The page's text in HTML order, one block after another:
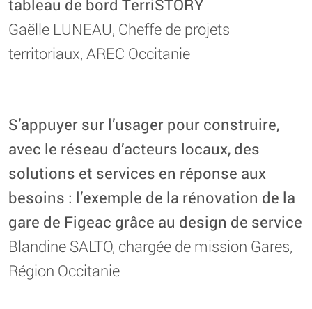
tableau de bord TerriSTORY
Gaëlle LUNEAU, Cheffe de projets
territoriaux, AREC Occitanie
S’appuyer sur l’usager pour construire,
avec le réseau d’acteurs locaux, des
solutions et services en réponse aux
besoins : l’exemple de la rénovation de la
gare de Figeac grâce au design de service
Blandine SALTO, chargée de mission Gares,
Région Occitanie